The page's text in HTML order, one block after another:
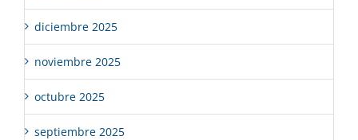
diciembre 2025
noviembre 2025
octubre 2025
septiembre 2025